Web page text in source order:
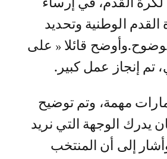
لكرة القدم، في إرساء
القدم الوطنية وتحديد
قائلا « على
تم إنجاز عمل كبير.
مهمة، وتم توضيح
يدرك الوجهة التي نريد
إلى أن المنتخب